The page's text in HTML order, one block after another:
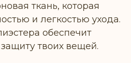
ткань, которая
и легкостью ухода.
обеспечит
твоих вещей.